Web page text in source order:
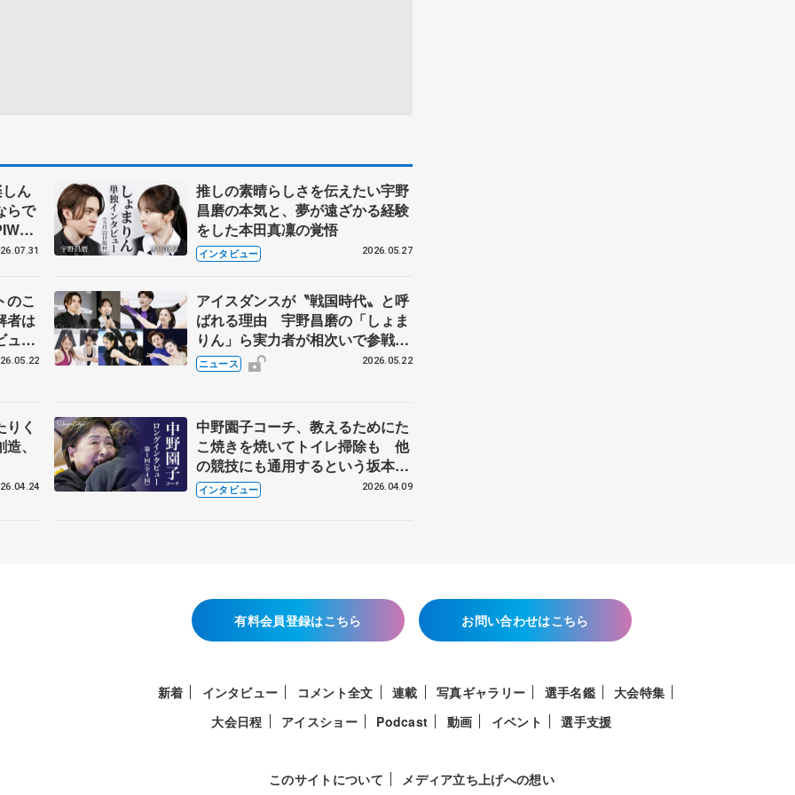
ん
らで
前
推しの素晴らしさを伝えたい宇野
昌磨の本気と、夢が遠ざかる経験
をした本田真凜の覚悟
インタビュー 2026.05.27
のこ
者は
ュー
人、
アイスダンスが〝戦国時代〟と呼
ばれる理由 宇野昌磨の「しょま
りん」ら実力者が相次いで参戦
国内の競争激化
ニュース 2026.05.22
く
、
中野園子コーチ、教えるためにた
こ焼きを焼いてトイレ掃除も 他
の競技にも通用するという坂本花
織の筋肉
インタビュー 2026.04.09
有料会員登録はこちら お問い合わせはこちら
新着 インタビュー コメント全文 連載 写真ギャラリー 選手名鑑
大会特集
大会日程
アイスショー Podcast 動画 イベント 選手支援
このサイトについて メディア立ち上げへの想い